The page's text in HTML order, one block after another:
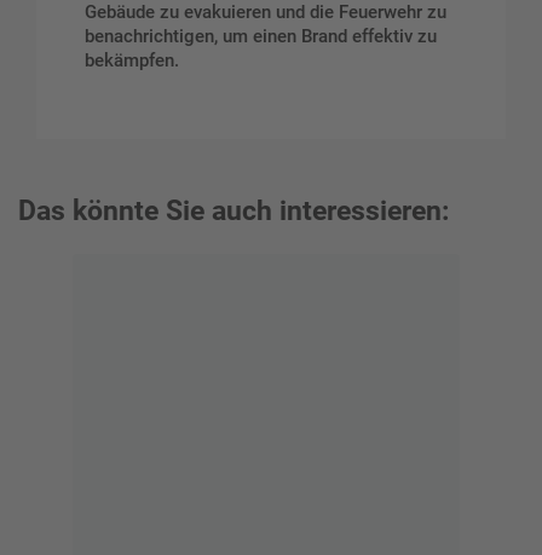
Gebäude zu evakuieren und die Feuerwehr zu
benachrichtigen, um einen Brand effektiv zu
bekämpfen.
Das könnte Sie auch interessieren: